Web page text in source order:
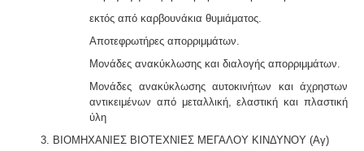
εκτός από καρβουνάκια θυμιάματος.
Αποτεφρωτήρες απορριμμάτων.
Μονάδες ανακύκλωσης και διαλογής απορριμμάτων.
Μονάδες ανακύκλωσης αυτοκινήτων και άχρηστων
αντικειμένων από μεταλλική, ελαστική και πλαστική
ύλη
3. ΒΙΟΜΗΧΑΝΙΕΣ ΒΙΟΤΕΧΝΙΕΣ ΜΕΓΑΛΟΥ ΚΙΝΔΥΝΟΥ (Αγ)